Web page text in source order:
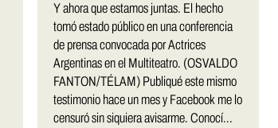
Y ahora que estamos juntas. El hecho
tomó estado público en una conferencia
de prensa convocada por Actrices
Argentinas en el Multiteatro. (OSVALDO
FANTON/TÉLAM) Publiqué este mismo
testimonio hace un mes y Facebook me lo
censuró sin siquiera avisarme. Conocí...